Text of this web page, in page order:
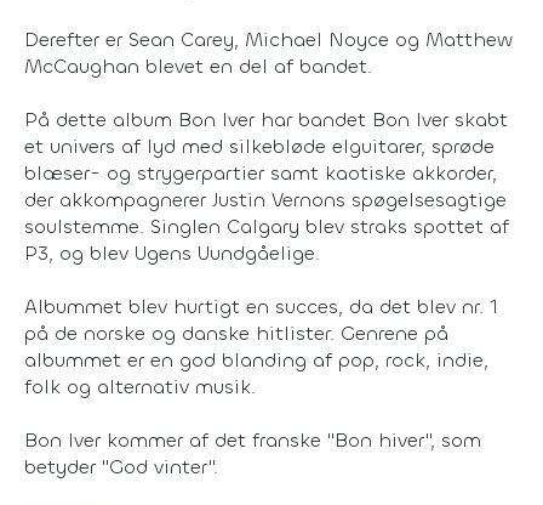
Derefter er Sean Carey, Michael Noyce og Matthew
McCaughan blevet en del af bandet.
På dette album Bon Iver har bandet Bon Iver skabt
et univers af lyd med silkebløde elguitarer, sprøde
blæser- og strygerpartier samt kaotiske akkorder,
der akkompagnerer Justin Vernons spøgelsesagtige
soulstemme. Singlen Calgary blev straks spottet af
P3, og blev Ugens Uundgåelige.
Albummet blev hurtigt en succes, da det blev nr. 1
på de norske og danske hitlister. Genrene på
albummet er en god blanding af pop, rock, indie,
folk og alternativ musik.
Bon Iver kommer af det franske "Bon hiver", som
betyder "God vinter".